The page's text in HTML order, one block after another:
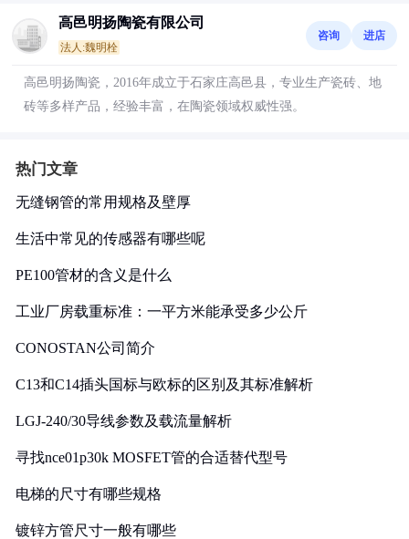
高邑明扬陶瓷有限公司
法人:魏明栓
咨询 进店
高邑明扬陶瓷，2016年成立于石家庄高邑县，专业生产瓷砖、地
砖等多样产品，经验丰富，在陶瓷领域权威性强。
热门文章
无缝钢管的常用规格及壁厚
生活中常见的传感器有哪些呢
PE100管材的含义是什么
工业厂房载重标准：一平方米能承受多少公斤
CONOSTAN公司简介
C13和C14插头国标与欧标的区别及其标准解析
LGJ-240/30导线参数及载流量解析
寻找nce01p30k MOSFET管的合适替代型号
电梯的尺寸有哪些规格
镀锌方管尺寸一般有哪些